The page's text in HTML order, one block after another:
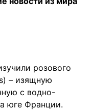
розового
– изящную
с водно-
юге Франции.